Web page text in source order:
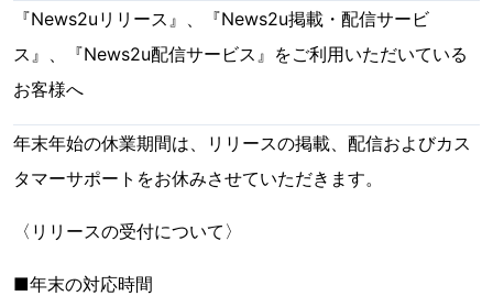
『News2uリリース』、『News2u掲載・配信サービ
ス』、『News2u配信サービス』をご利用いただいている
お客様へ
年末年始の休業期間は、リリースの掲載、配信およびカス
タマーサポートをお休みさせていただきます。
〈リリースの受付について〉
■年末の対応時間